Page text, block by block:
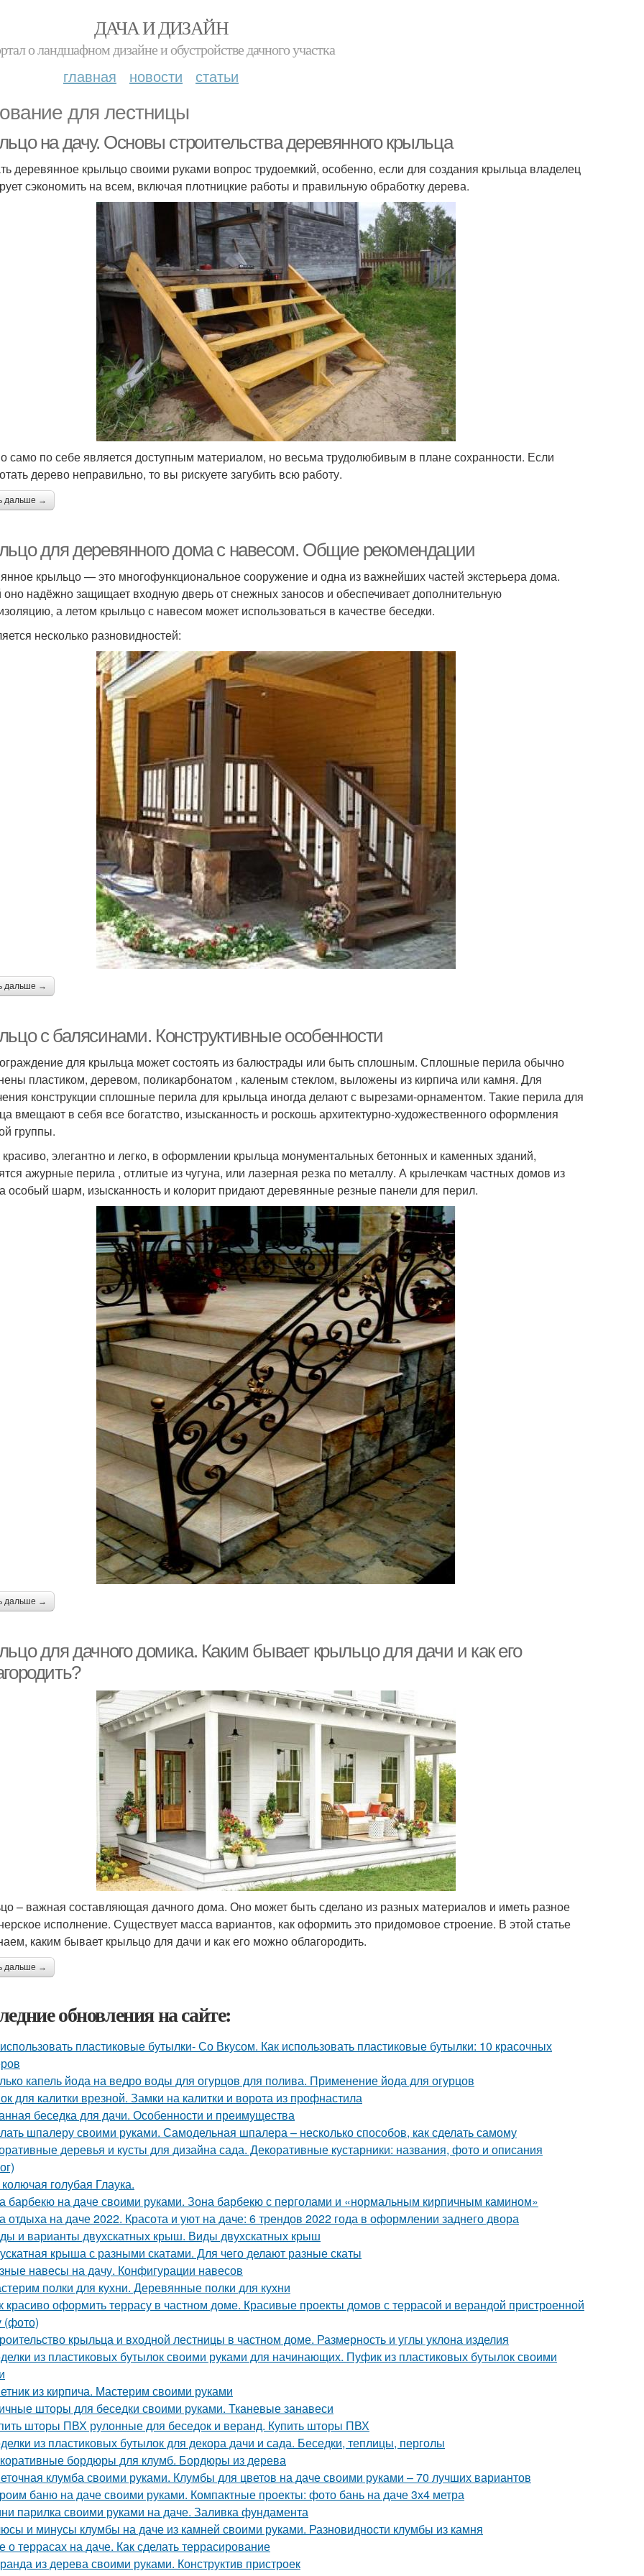
ДАЧА И ДИЗАЙН
о ландшафном дизайне и обустройстве дачного участка
главная новости статьи
для лестницы
на дачу. Основы строительства деревянного крыльца
деревянное крыльцо своими руками вопрос трудоемкий, особенно, если для создания крыльца владелец
сэкономить на всем, включая плотницкие работы и правильную обработку дерева.
само по себе является доступным материалом, но весьма трудолюбивым в плане сохранности. Если
дерево неправильно, то вы рискуете загубить всю работу.
дальше →
для деревянного дома с навесом. Общие рекомендации
крыльцо — это многофункциональное сооружение и одна из важнейших частей экстерьера дома.
надёжно защищает входную дверь от снежных заносов и обеспечивает дополнительную
а летом крыльцо с навесом может использоваться в качестве беседки.
несколько разновидностей:
дальше →
с балясинами. Конструктивные особенности
для крыльца может состоять из балюстрады или быть сплошным. Сплошные перила обычно
пластиком, деревом, поликарбонатом , каленым стеклом, выложены из кирпича или камня. Для
конструкции сплошные перила для крыльца иногда делают с вырезами-орнаментом. Такие перила для
вмещают в себя все богатство, изысканность и роскошь архитектурно-художественного оформления
группы.
элегантно и легко, в оформлении крыльца монументальных бетонных и каменных зданий,
ажурные перила , отлитые из чугуна, или лазерная резка по металлу. А крылечкам частных домов из
особый шарм, изысканность и колорит придают деревянные резные панели для перил.
дальше →
для дачного домика. Каким бывает крыльцо для дачи и как его
– важная составляющая дачного дома. Оно может быть сделано из разных материалов и иметь разное
исполнение. Существует масса вариантов, как оформить это придомовое строение. В этой статье
каким бывает крыльцо для дачи и как его можно облагородить.
дальше →
обновления на сайте:
пластиковые бутылки- Со Вкусом. Как использовать пластиковые бутылки: 10 красочных
капель йода на ведро воды для огурцов для полива. Применение йода для огурцов
для калитки врезной. Замки на калитки и ворота из профнастила
беседка для дачи. Особенности и преимущества
шпалеру своими руками. Самодельная шпалера – несколько способов, как сделать самому
деревья и кусты для дизайна сада. Декоративные кустарники: названия, фото и описания
голубая Глаука.
барбекю на даче своими руками. Зона барбекю с перголами и «нормальным кирпичным камином»
отдыха на даче 2022. Красота и уют на даче: 6 трендов 2022 года в оформлении заднего двора
и варианты двухскатных крыш. Виды двухскатных крыш
крыша с разными скатами. Для чего делают разные скаты
навесы на дачу. Конфигурации навесов
полки для кухни. Деревянные полки для кухни
красиво оформить террасу в частном доме. Красивые проекты домов с террасой и верандой пристроенной
(фото)
крыльца и входной лестницы в частном доме. Размерность и углы уклона изделия
из пластиковых бутылок своими руками для начинающих. Пуфик из пластиковых бутылок своими
из кирпича. Мастерим своими руками
шторы для беседки своими руками. Тканевые занавеси
шторы ПВХ рулонные для беседок и веранд. Купить шторы ПВХ
из пластиковых бутылок для декора дачи и сада. Беседки, теплицы, перголы
бордюры для клумб. Бордюры из дерева
клумба своими руками. Клумбы для цветов на даче своими руками – 70 лучших вариантов
баню на даче своими руками. Компактные проекты: фото бань на даче 3х4 метра
парилка своими руками на даче. Заливка фундамента
и минусы клумбы на даче из камней своими руками. Разновидности клумбы из камня
о террасах на даче. Как сделать террасирование
из дерева своими руками. Конструктив пристроек